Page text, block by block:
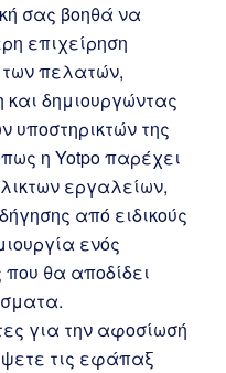
σας βοηθά να
επιχείρηση
πελατών,
και δημιουργώντας
υποστηρικτών της
η Yotpo παρέχει
εργαλείων,
από ειδικούς
ενός
θα αποδίδει
για την αφοσίωσή
τις εφάπαξ